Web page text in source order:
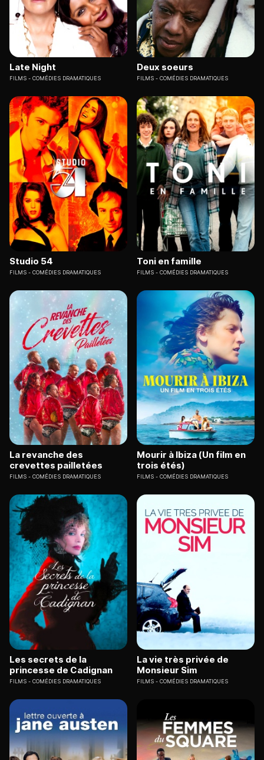
Late Night
FILMS COMÉDIES DRAMATIQUES
Deux soeurs
FILMS COMÉDIES DRAMATIQUES
Studio 54
FILMS COMÉDIES DRAMATIQUES
Toni en famille
FILMS COMÉDIES DRAMATIQUES
La revanche des
crevettes pailletées
FILMS COMÉDIES DRAMATIQUES
Mourir à Ibiza (Un film en
trois étés)
FILMS COMÉDIES DRAMATIQUES
Les secrets de la
princesse de Cadignan
FILMS COMÉDIES DRAMATIQUES
La vie très privée de
Monsieur Sim
FILMS COMÉDIES DRAMATIQUES